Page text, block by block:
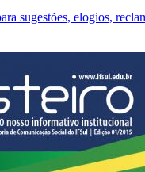
sugestões, elogios,